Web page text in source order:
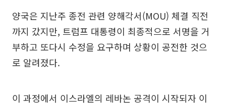
양국은 지난주 종전 관련 양해각서(MOU) 체결 직전
까지 갔지만, 트럼프 대통령이 최종적으로 서명을 거
부하고 또다시 수정을 요구하며 상황이 공전한 것으
로 알려졌다.
이 과정에서 이스라엘의 레바논 공격이 시작되자 이